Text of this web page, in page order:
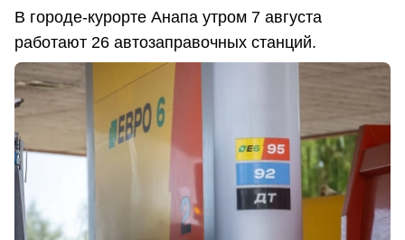
В городе-курорте Анапа утром 7 августа
работают 26 автозаправочных станций.